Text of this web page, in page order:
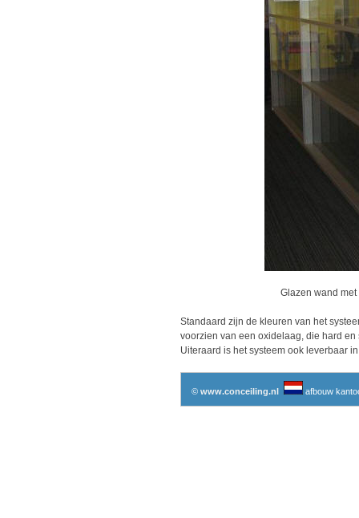
Glazen wand
Standaard zijn de kleuren van het
voorzien van een oxidelaag, die hard
Uiteraard is het systeem ook leverbaar
© www.conceiling.nl afbouw